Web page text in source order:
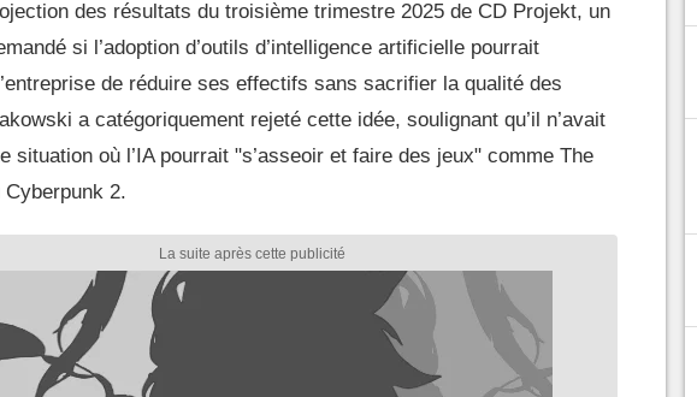
des résultats du troisième trimestre 2025 de CD Projekt, un
si l’adoption d’outils d’intelligence artificielle pourrait
de réduire ses effectifs sans sacrifier la qualité des
a catégoriquement rejeté cette idée, soulignant qu’il n’avait
situation où l’IA pourrait "s’asseoir et faire des jeux" comme The
2.